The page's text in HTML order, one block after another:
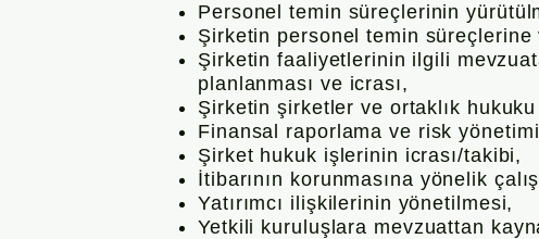
Personel temin süreçlerinin
Şirketin personel temin
Şirketin faaliyetlerinin ilgili
planlanması ve icrası,
Şirketin şirketler ve ortaklık
Finansal raporlama ve risk
Şirket hukuk işlerinin icrası/takibi,
İtibarının korunmasına yönelik
Yatırımcı ilişkilerinin yönetilmesi,
Yetkili kuruluşlara mevzuattan